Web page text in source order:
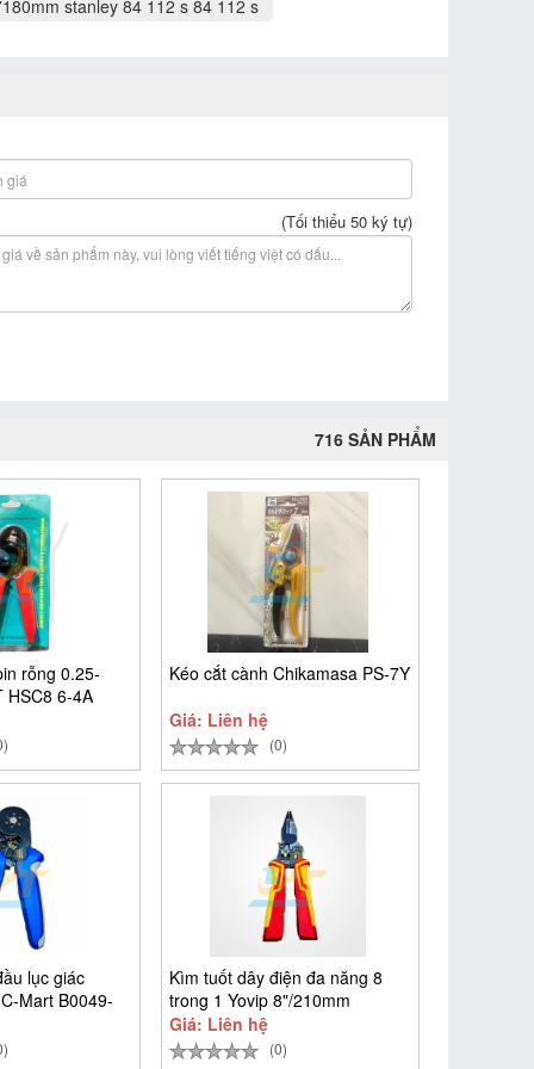
stanley 84 112 s 84 112 s
(Tối thiểu 50 ký tự)
716 SẢN PHẨM
rỗng 0.25-
HSC8 6-4A
Kéo cắt cành Chikamasa PS-7Y
Giá: Liên hệ
(0)
lục giác
Mart B0049-
Kìm tuốt dây điện đa năng 8
trong 1 Yovip 8"/210mm
Giá: Liên hệ
(0)